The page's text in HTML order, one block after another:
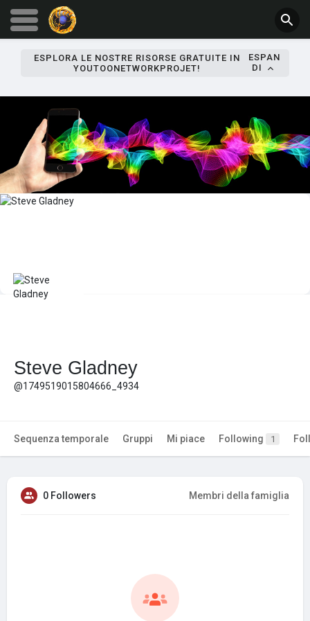
ESPLORA LE NOSTRE RISORSE GRATUITE IN
YOUTOONETWORKPROJET!
ESPAN
DI
Steve Gladney
@1749519015804666_4934
Sequenza temporale Gruppi Mi piace Following 1
0 Followers Membri della famiglia